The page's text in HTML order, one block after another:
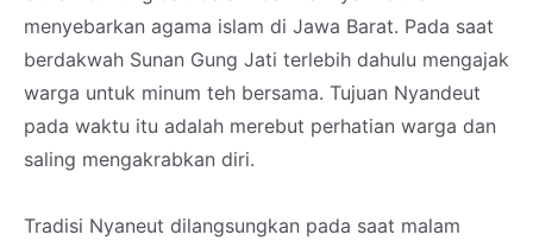
menyebarkan agama islam di Jawa Barat. Pada saat
berdakwah Sunan Gung Jati terlebih dahulu mengajak
warga untuk minum teh bersama. Tujuan Nyandeut
pada waktu itu adalah merebut perhatian warga dan
saling mengakrabkan diri.
Tradisi Nyaneut dilangsungkan pada saat malam